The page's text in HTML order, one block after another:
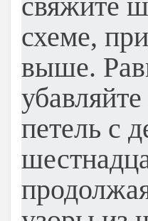
схеме,
выше.
петель с